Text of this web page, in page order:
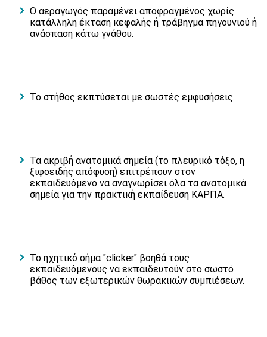
Ο αεραγωγός παραμένει αποφραγμένος χωρίς
κατάλληλη έκταση κεφαλής ή τράβηγμα πηγουνιού ή
ανάσπαση κάτω γνάθου.
Το στήθος εκπτύσεται με σωστές εμφυσήσεις.
Τα ακριβή ανατομικά σημεία (το πλευρικό τόξο, η
ξιφοειδής απόφυση) επιτρέπουν στον
εκπαιδευόμενο να αναγνωρίσει όλα τα ανατομικά
σημεία για την πρακτική εκπαίδευση ΚΑΡΠΑ.
Το ηχητικό σήμα "clicker" βοηθά τους
εκπαιδευόμενους να εκπαιδευτούν στο σωστό
βάθος των εξωτερικών θωρακικών συμπιέσεων.